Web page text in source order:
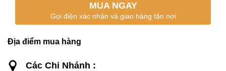
MUA NGAY
Gọi điện xác nhận và giao hàng tận nơi
Địa điểm mua hàng
Các Chi Nhánh :